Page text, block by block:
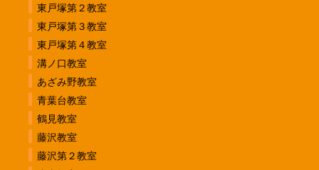
東戸塚第２教室
東戸塚第３教室
東戸塚第４教室
溝ノ口教室
あざみ野教室
青葉台教室
鶴見教室
藤沢教室
藤沢第２教室